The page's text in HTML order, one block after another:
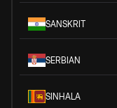
SANSKRIT
SERBIAN
SINHALA